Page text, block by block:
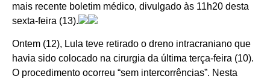
mais recente boletim médico, divulgado às 11h20 desta
sexta-feira (13).
Ontem (12), Lula teve retirado o dreno intracraniano que
havia sido colocado na cirurgia da última terça-feira (10).
O procedimento ocorreu “sem intercorrências”. Nesta